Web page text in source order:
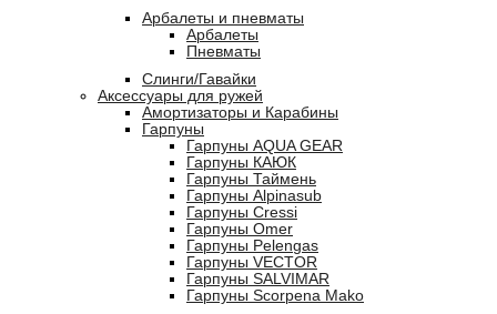
Арбалеты и пневматы
Арбалеты
Пневматы
Слинги/Гавайки
Аксессуары для ружей
Амортизаторы и Карабины
Гарпуны
Гарпуны AQUA GEAR
Гарпуны КАЮК
Гарпуны Таймень
Гарпуны Alpinasub
Гарпуны Cressi
Гарпуны Omer
Гарпуны Pelengas
Гарпуны VECTOR
Гарпуны SALVIMAR
Гарпуны Scorpena Mako